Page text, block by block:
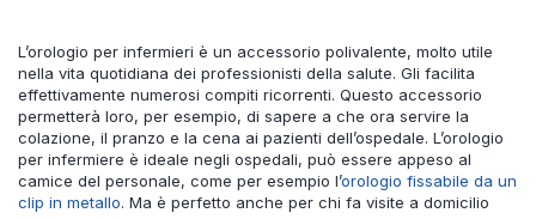
L’orologio per infermieri è un accessorio polivalente, molto utile
nella vita quotidiana dei professionisti della salute. Gli facilita
effettivamente numerosi compiti ricorrenti. Questo accessorio
permetterà loro, per esempio, di sapere a che ora servire la
colazione, il pranzo e la cena ai pazienti dell’ospedale. L’orologio
per infermiere è ideale negli ospedali, può essere appeso al
camice del personale, come per esempio l’orologio fissabile da un
clip in metallo. Ma è perfetto anche per chi fa visite a domicilio